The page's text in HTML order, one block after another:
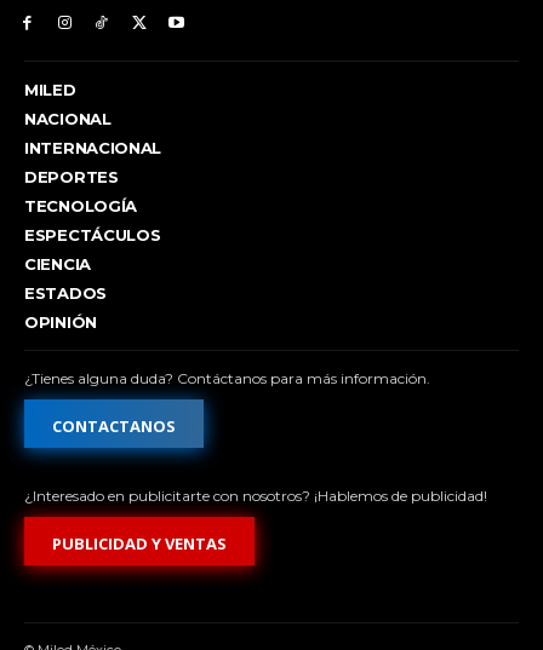
MILED
NACIONAL
INTERNACIONAL
DEPORTES
TECNOLOGÍA
ESPECTÁCULOS
CIENCIA
ESTADOS
OPINIÓN
¿Tienes alguna duda? Contáctanos para más información.
CONTACTANOS
¿Interesado en publicitarte con nosotros? ¡Hablemos de publicidad!
PUBLICIDAD Y VENTAS